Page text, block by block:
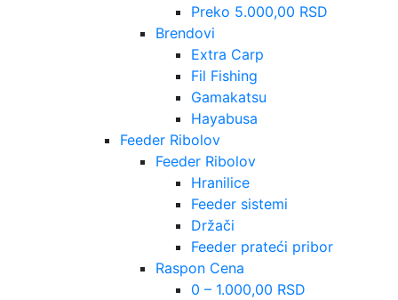
Preko 5.000,00 RSD
Brendovi
Extra Carp
Fil Fishing
Gamakatsu
Hayabusa
Feeder Ribolov
Feeder Ribolov
Hranilice
Feeder sistemi
Držači
Feeder prateći pribor
Raspon Cena
0 – 1.000,00 RSD